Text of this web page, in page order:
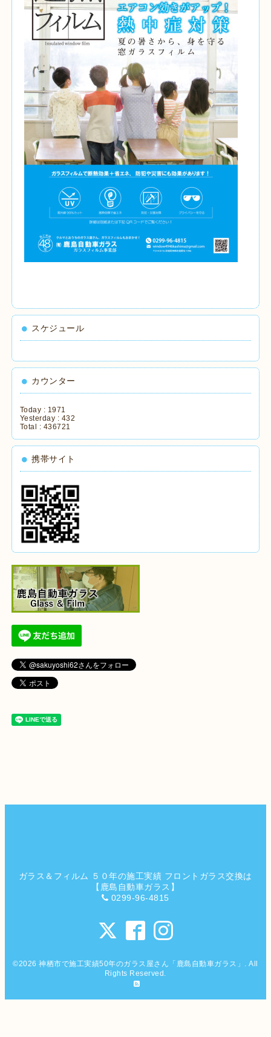
スケジュール
カウンター
Today : 1971
Yesterday : 432
Total : 436721
携帯サイト
ガラス＆フィルム ５０年の施工実績 フロントガラス交換は
【鹿島自動車ガラス】
0299-96-4815
©2026神栖市で施工実績50年のガラス屋さん「鹿島自動車ガラス」
. All
Rights Reserved.